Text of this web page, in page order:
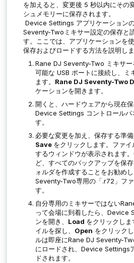
を加えると、変更後 5 秒以内にその
シュメモリーに保存されます。
Device Settings アプリケーション
Seventy-Twoミキサー設定の保存と
す。ここでは、アプリケーションを
保存およびロードする方法を説明しま
Rane DJ Seventy-Two ミキサー
可能な USB ポートに接続し、ミ
ます。 Rane DJ Seventy-Two
ケーションを開きます。
開くと、ハードウェアから現在
Device Settings コントロール
す。
必要な変更を加え、保存する準
Save をクリックします。ファ
するウィンドウが表示されます
ど、すべてのバックアップを保
ォルダを作成することをお勧め
Seventy-Two専用の「.r72」フ
す。
自分専用のミキサーではない
って会場に到着したら、Device
ンを開き、 Load をクリックし
イルを探し、 Open をクリック
ルは即座にRane DJ Seventy-
にロードされ、Device Settings
ドされます。